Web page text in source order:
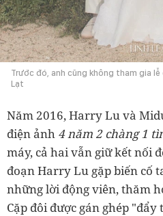
Trước đó, anh cũng không tham gia
Lạt
Năm 2016, Harry Lu và
điện ảnh 4 năm 2 chàng 1
máy, cả hai vẫn giữ kết nối
đoạn Harry Lu gặp biến cố
những lời động viên, thăm
Cặp đôi được gán ghép